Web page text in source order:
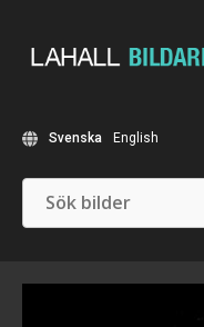
Svenska English